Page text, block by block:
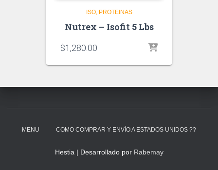
ISO PROTEINAS
Nutrex – Isofit 5 Lbs
$1,280.00
MENU COMO COMPRAR Y ENVÍO A ESTADOS UNIDOS ??
Hestia | Desarrollado por Rabemay